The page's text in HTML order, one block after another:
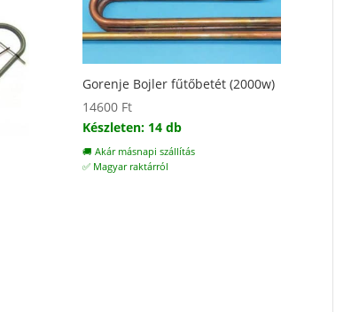
Gorenje Bojler fűtőbetét (2000w)
14600 Ft
Készleten: 14 db
🚚 Akár másnapi szállítás
✅ Magyar raktárról